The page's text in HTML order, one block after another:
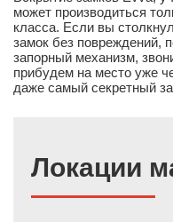
может производиться
класса. Если вы
замок без повреждений,
запорный механизм,
прибудем на место уже
даже самый секретный
Локации